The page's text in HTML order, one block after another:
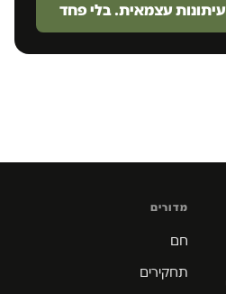
עצמאית. בלי פחד
מדורים
חם
תחקירים